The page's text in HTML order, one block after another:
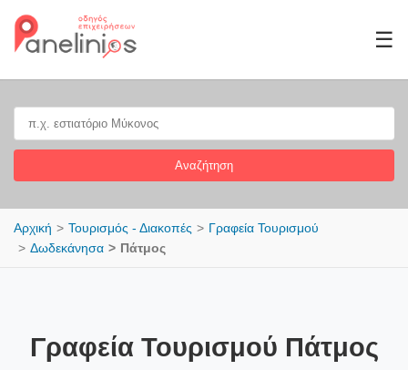
☰
Αναζήτηση
Αρχική Τουρισμός - Διακοπές
Γραφεία Τουρισμού
Δωδεκάνησα
Πάτμος
Γραφεία Τουρισμού Πάτμος